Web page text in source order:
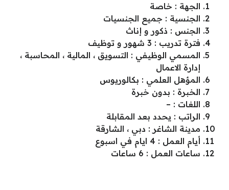
الجهة : خاصة
الجنسية : جميع الجنسيات
الجنس : ذكور و إناث
فترة تدريب : 3 شهور و توظيف
المسمي الوظيفي : التسويق ، المالية ، المحاسبة ،
إدارة الاعمال
المؤهل العلمي : بكالوريوس
الخبرة : بدون خبرة
اللغات : –
الراتب : يحدد بعد المقابلة
مدينة الشاغر : دبي ، الشارقة
أيام العمل : 4 ايام في اسبوع
ساعات العمل : 6 ساعات